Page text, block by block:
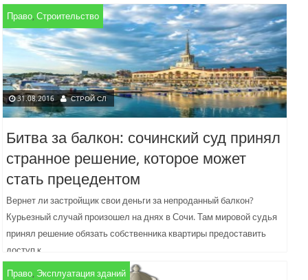
правил разработан по заказу департамента. Предполагается, что...
Право,Строительство
31.08.2016 СТРОЙ СЛ
Битва за балкон: сочинский суд принял
странное решение, которое может
стать прецедентом
Вернет ли застройщик свои деньги за непроданный балкон?
Курьезный случай произошел на днях в Сочи. Там мировой судья
принял решение обязать собственника квартиры предоставить
доступ к...
Право Эксплуатация зданий